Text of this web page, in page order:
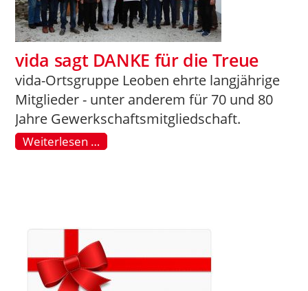
vida sagt DANKE für die Treue
vida-Ortsgruppe Leoben ehrte langjährige
Mitglieder - unter anderem für 70 und 80
Jahre Gewerkschaftsmitgliedschaft.
Weiterlesen …